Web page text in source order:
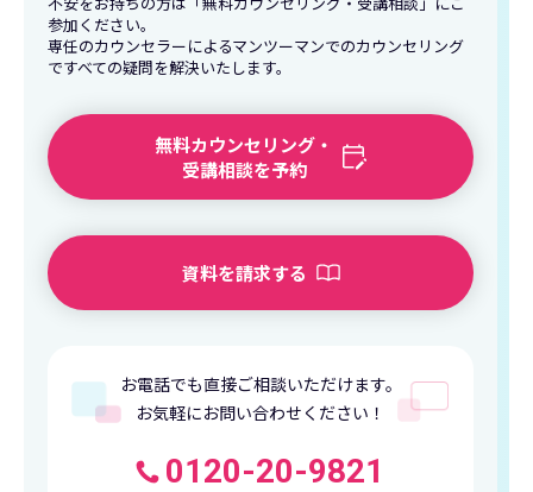
参加ください。
専任のカウンセラーによるマンツーマンでのカウンセリング
ですべての疑問を解決いたします。
無料カウンセリング・
受講相談を予約
資料を請求する
お電話でも直接ご相談いただけます。
お気軽にお問い合わせください！
0120-20-9821